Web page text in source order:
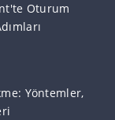
Oturum
Yöntemler,